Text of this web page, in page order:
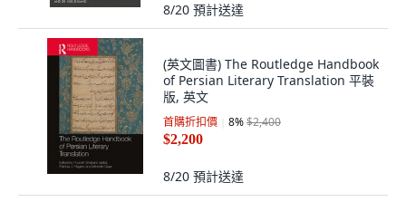
8/20 預計送達
(英文圖書) The Routledge Handbook
of Persian Literary Translation 平裝
版, 英文
首購折扣價 8%$2,400
$2,200
8/20 預計送達